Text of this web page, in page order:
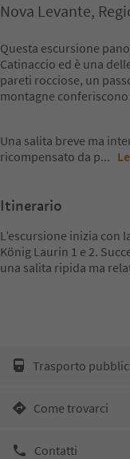
Nova Levante,
Questa escursione
Catinaccio ed è una
pareti rocciose, un
montagne
Una salita breve ma
ricompensato da p...
Itinerario
L’escursione inizia con
König Laurin 1 e 2.
una salita ripida ma
Trasporto
Come trovarci
Contatti